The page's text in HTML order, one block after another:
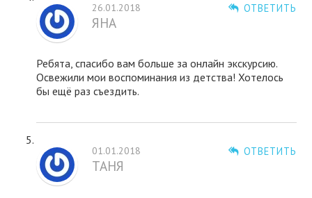
ОТВЕТИТЬ
26.01.2018
ЯНА
Ребята, спасибо вам больше за онлайн экскурсию.
Освежили мои воспоминания из детства! Хотелось
бы ещё раз съездить.
ОТВЕТИТЬ
01.01.2018
ТАНЯ